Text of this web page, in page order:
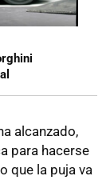
alcanzado,
para hacerse
que la puja va